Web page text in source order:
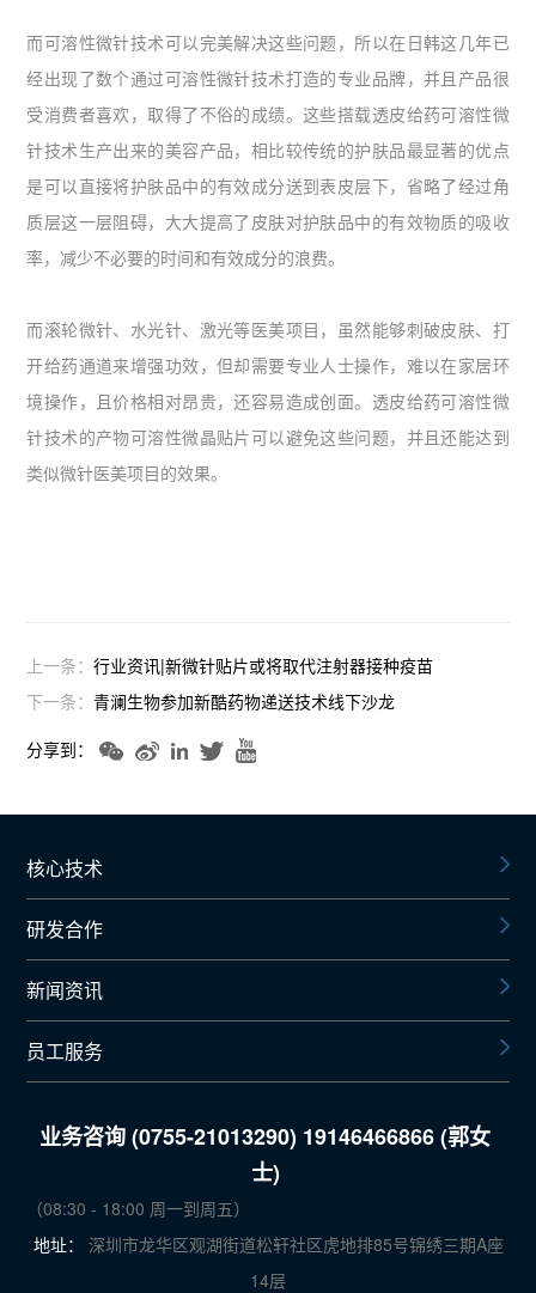
而可溶性微针技术可以完美解决这些问题，所以在日韩这几年已
经出现了数个通过可溶性微针技术打造的专业品牌，并且产品很
受消费者喜欢，取得了不俗的成绩。这些搭载透皮给药可溶性微
针技术生产出来的美容产品，相比较传统的护肤品最显著的优点
是可以直接将护肤品中的有效成分送到表皮层下，省略了经过角
质层这一层阻碍，大大提高了皮肤对护肤品中的有效物质的吸收
率，减少不必要的时间和有效成分的浪费。
而滚轮微针、水光针、激光等医美项目，虽然能够刺破皮肤、打
开给药通道来增强功效，但却需要专业人士操作，难以在家居环
境操作，且价格相对昂贵，还容易造成创面。透皮给药可溶性微
针技术的产物可溶性微晶贴片可以避免这些问题，并且还能达到
类似微针医美项目的效果。
上一条：行业资讯|新微针贴片或将取代注射器接种疫苗
下一条：青澜生物参加新酷药物递送技术线下沙龙
分享到：
核心技术
研发合作
新闻资讯
员工服务
业务咨询 (0755-21013290) 19146466866 (郭女
士)
（08:30 - 18:00 周一到周五）
地址：
深圳市龙华区观湖街道松轩社区虎地排85号锦绣三期A座
14层